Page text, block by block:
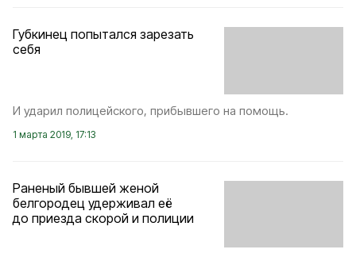
Губкинец попытался зарезать
себя
И ударил полицейского, прибывшего на помощь.
1 марта 2019, 17:13
Раненый бывшей женой
белгородец удерживал её
до приезда скорой и полиции